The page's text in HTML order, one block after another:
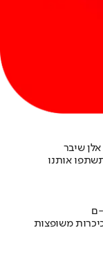
שיבר
אותנו
ם
משופצות